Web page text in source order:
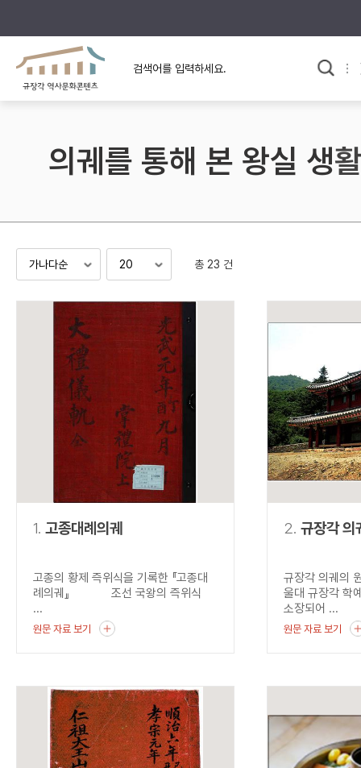
규장각의 어제와 오늘
규장각 소개영상
사료와 문학으로 본
고대
고려
조선 후기
검색 연산자 사용안내
AND
“정조”와 “정약
색
OR “정조” 또는 “정
NOT
“정조”가 나온
료를 검색
의궤를 통해 본 왕실 생
총 23 건
1. 고종대례의궤
고종의 황제 즉위식을 기록한 『고종대
례의궤』 조선 국왕의 즉위식
...
원문 자료 보기
2. 규장각 의
규장각 의궤의
울대 규장각 학
소장되어 ...
원문 자료 보기